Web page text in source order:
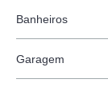
Banheiros
Garagem